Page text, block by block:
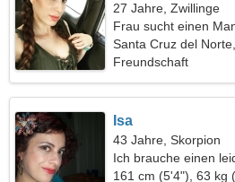
27 Jahre, Zwillinge
Frau sucht einen
Santa Cruz del
Freundschaft
Isa
43 Jahre, Skorpion
Ich brauche einen
meiner Seite
161 cm (5'4"), 63 kg